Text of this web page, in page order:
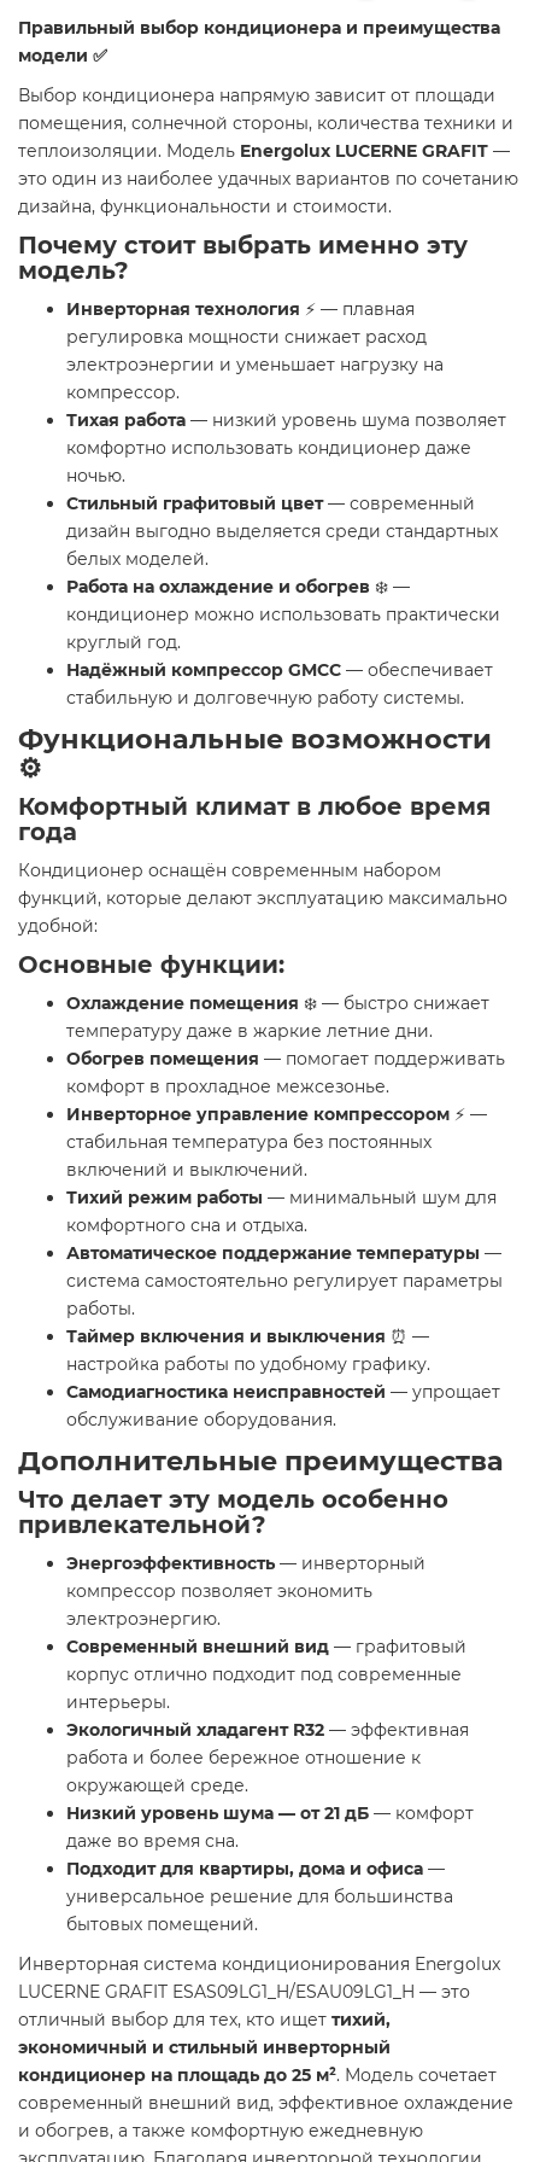
Правильный выбор кондиционера и преимущества
модели ✅
Выбор кондиционера напрямую зависит от площади
помещения, солнечной стороны, количества техники и
теплоизоляции. Модель Energolux LUCERNE GRAFIT —
это один из наиболее удачных вариантов по сочетанию
дизайна, функциональности и стоимости.
Почему стоит выбрать именно эту
модель?
Инверторная технология ⚡ — плавная
регулировка мощности снижает расход
электроэнергии и уменьшает нагрузку на
компрессор.
Тихая работа — низкий уровень шума позволяет
комфортно использовать кондиционер даже
ночью.
Стильный графитовый цвет— современный
дизайн выгодно выделяется среди стандартных
белых моделей.
Работа на охлаждение и обогрев ❄️ —
кондиционер можно использовать практически
круглый год.
Надёжный компрессор GMCC — обеспечивает
стабильную и долговечную работу системы.
Функциональные возможности
⚙️
Комфортный климат в любое время
года
Кондиционер оснащён современным набором
функций, которые делают эксплуатацию максимально
удобной:
Основные функции:
Охлаждение помещения ❄️ — быстро снижает
температуру даже в жаркие летние дни.
Обогрев помещения — помогает поддерживать
комфорт в прохладное межсезонье.
Инверторное управление компрессором ⚡ —
стабильная температура без постоянных
включений и выключений.
Тихий режим работы — минимальный шум для
комфортного сна и отдыха.
Автоматическое поддержание температуры —
система самостоятельно регулирует параметры
работы.
Таймер включения и выключения ⏰ —
настройка работы по удобному графику.
Самодиагностика неисправностей — упрощает
обслуживание оборудования.
Дополнительные преимущества
Что делает эту модель особенно
привлекательной?
Энергоэффективность — инверторный
компрессор позволяет экономить
электроэнергию.
Современный внешний вид — графитовый
корпус отлично подходит под современные
интерьеры.
Экологичный хладагент R32 — эффективная
работа и более бережное отношение к
окружающей среде.
Низкий уровень шума — от 21 дБ — комфорт
даже во время сна.
Подходит для квартиры, дома и офиса —
универсальное решение для большинства
бытовых помещений.
Инверторная система кондиционирования Energolux
LUCERNE GRAFIT ESAS09LG1_H/ESAU09LG1_H — это
отличный выбор для тех, кто ищет тихий,
экономичный и стильный инверторный
кондиционер на площадь до 25 м². Модель сочетает
современный внешний вид, эффективное охлаждение
и обогрев, а также комфортную ежедневную